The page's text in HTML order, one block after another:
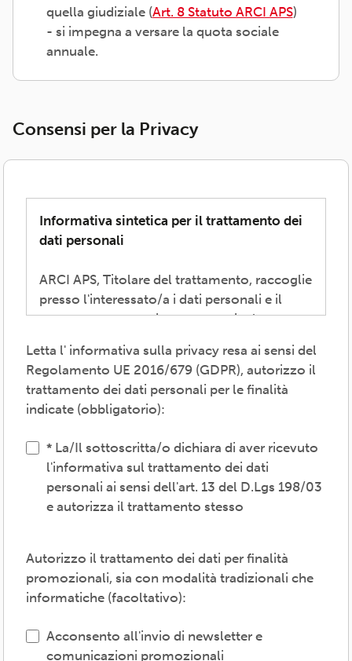
quella giudiziale (Art. 8 Statuto ARCI APS)
- si impegna a versare la quota sociale
annuale.
Consensi per la Privacy
Informativa sintetica per il trattamento dei
dati personali
ARCI APS, Titolare del trattamento, raccoglie
presso l'interessato/a i dati personali e il
consenso necessari per consentire la
perseguire i valori propri del movimento
ARCI e affermati negli atti associativi
fondamentali -anche mediante attività,
convenzioni e servizi-, provvedere agli
vigenti, inviare comunicazioni promozionali.
Il trattamento verrà effettuato: con modalità
cartacea e/o informatica; in modo lecito,
interni e/o comunicando i dati a soggetti
esterni (amministrazioni/autorità; fornitori di
specifici servizi di supporto -es. consulenza
promossi, partecipati o convenzionati).
Letta l' informativa sulla privacy resa ai sensi del
Regolamento UE 2016/679 (GDPR), autorizzo il
trattamento dei dati personali per le finalità
indicate (obbligatorio):
La/Il sottoscritta/o dichiara di aver ricevuto
l'informativa sul trattamento dei dati
personali ai sensi dell'art. 13 del D.Lgs 198/03
e autorizza il trattamento stesso
Autorizzo il trattamento dei dati per finalità
promozionali, sia con modalità tradizionali che
informatiche (facoltativo):
Acconsento all'invio di newsletter e
comunicazioni promozionali